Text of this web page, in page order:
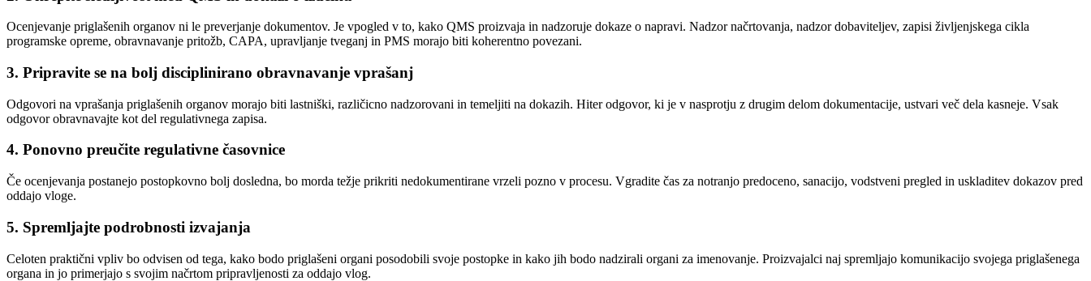
Ocenjevanje priglašenih organov ni le preverjanje dokumentov. Je vpogled v to, kako QMS proizvaja in nadzoruje dokaze o napravi. Nadzor načrtovanja, nadzor dobaviteljev, zapisi življenjskega cikla
programske opreme, obravnavanje pritožb, CAPA, upravljanje tveganj in PMS morajo biti koherentno povezani.
3. Pripravite se na bolj disciplinirano obravnavanje vprašanj
Odgovori na vprašanja priglašenih organov morajo biti lastniški, različicno nadzorovani in temeljiti na dokazih. Hiter odgovor, ki je v nasprotju z drugim delom dokumentacije, ustvari več dela kasneje. Vsak
odgovor obravnavajte kot del regulativnega zapisa.
4. Ponovno preučite regulativne časovnice
Če ocenjevanja postanejo postopkovno bolj dosledna, bo morda težje prikriti nedokumentirane vrzeli pozno v procesu. Vgradite čas za notranjo predoceno, sanacijo, vodstveni pregled in uskladitev dokazov pred
oddajo vloge.
5. Spremljajte podrobnosti izvajanja
Celoten praktični vpliv bo odvisen od tega, kako bodo priglašeni organi posodobili svoje postopke in kako jih bodo nadzirali organi za imenovanje. Proizvajalci naj spremljajo komunikacijo svojega priglašenega
organa in jo primerjajo s svojim načrtom pripravljenosti za oddajo vlog.